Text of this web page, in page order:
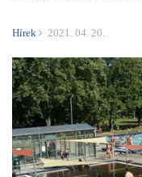
Hírek 2021. 04. 20.